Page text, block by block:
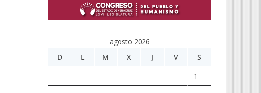
agosto 2026
D
L M X J V S
1